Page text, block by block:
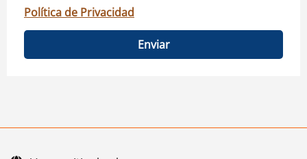
Política de Privacidad
Enviar